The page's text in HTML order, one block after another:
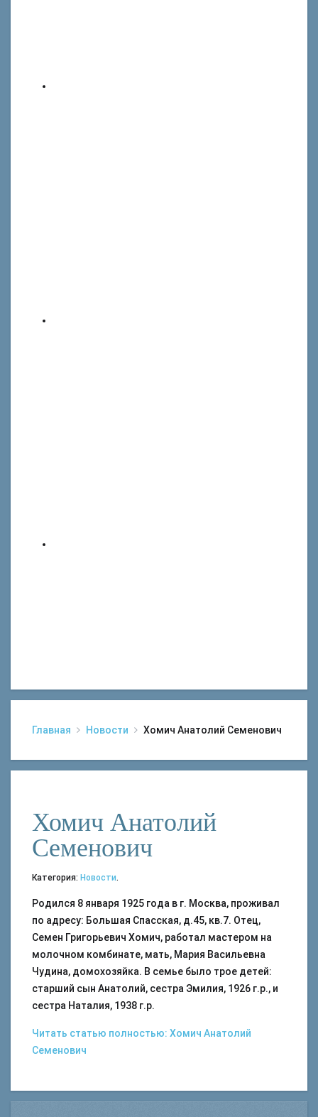
Главная Новости Хомич Анатолий Семенович
Хомич Анатолий
Семенович
Категория: Новости.
Родился 8 января 1925 года в г. Москва, проживал
по адресу: Большая Спасская, д.45, кв.7. Отец,
Семен Григорьевич Хомич, работал мастером на
молочном комбинате, мать, Мария Васильевна
Чудина, домохозяйка. В семье было трое детей:
старший сын Анатолий, сестра Эмилия, 1926 г.р., и
сестра Наталия, 1938 г.р.
Читать статью полностью: Хомич Анатолий
Семенович